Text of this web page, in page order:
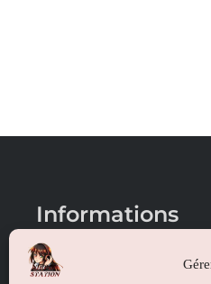
Informations
Conditions générales de vente